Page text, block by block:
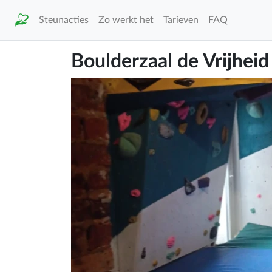
Steunacties Zo werkt het Tarieven FAQ
Boulderzaal de Vrijheid